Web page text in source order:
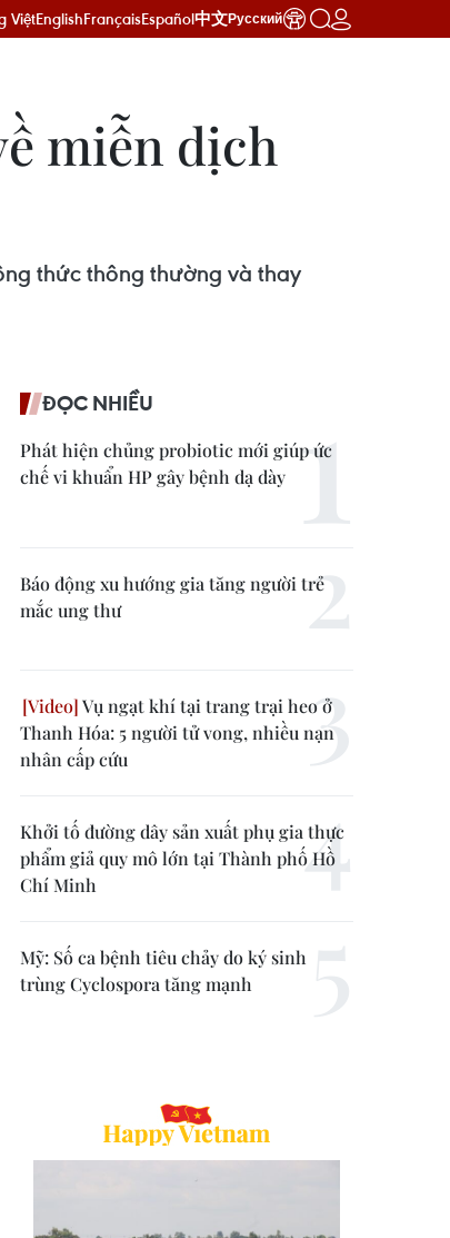
ViệtEnglishFrançaisEspañol中文Русский
miễn dịch
thức thông thường và thay
ĐỌC NHIỀU
Phát hiện chủng probiotic mới giúp ức
chế vi khuẩn HP gây bệnh dạ dày
Báo động xu hướng gia tăng người trẻ
mắc ung thư
Vụ ngạt khí tại trang trại heo ở
Thanh Hóa: 5 người tử vong, nhiều nạn
nhân cấp cứu
Khởi tố đường dây sản xuất phụ gia thực
phẩm giả quy mô lớn tại Thành phố Hồ
Chí Minh
Mỹ: Số ca bệnh tiêu chảy do ký sinh
trùng Cyclospora tăng mạnh